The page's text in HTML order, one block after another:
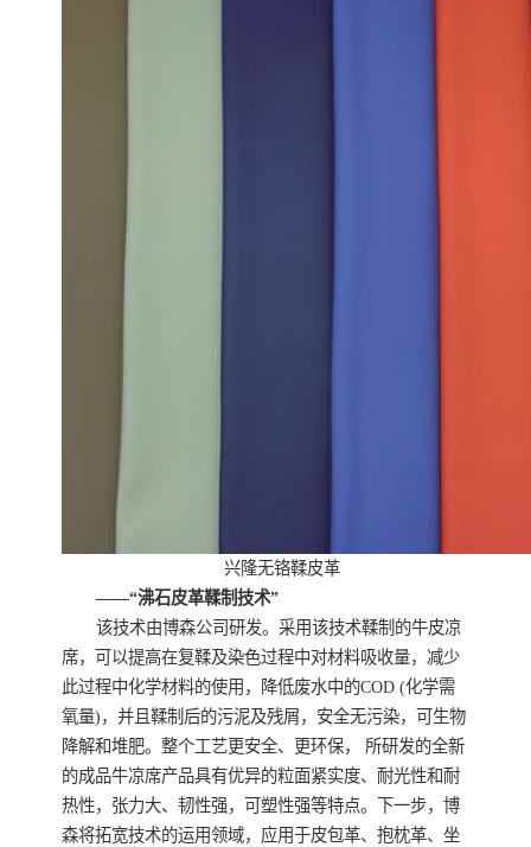
兴隆无铬鞣皮革
——“沸石皮革鞣制技术”
该技术由博森公司研发。采用该技术鞣制的牛皮凉
席，可以提高在复鞣及染色过程中对材料吸收量，减少
此过程中化学材料的使用，降低废水中的COD (化学需
氧量)，并且鞣制后的污泥及残屑，安全无污染，可生物
降解和堆肥。整个工艺更安全、更环保， 所研发的全新
的成品牛凉席产品具有优异的粒面紧实度、耐光性和耐
热性，张力大、韧性强，可塑性强等特点。下一步，博
森将拓宽技术的运用领域，应用于皮包革、抱枕革、坐